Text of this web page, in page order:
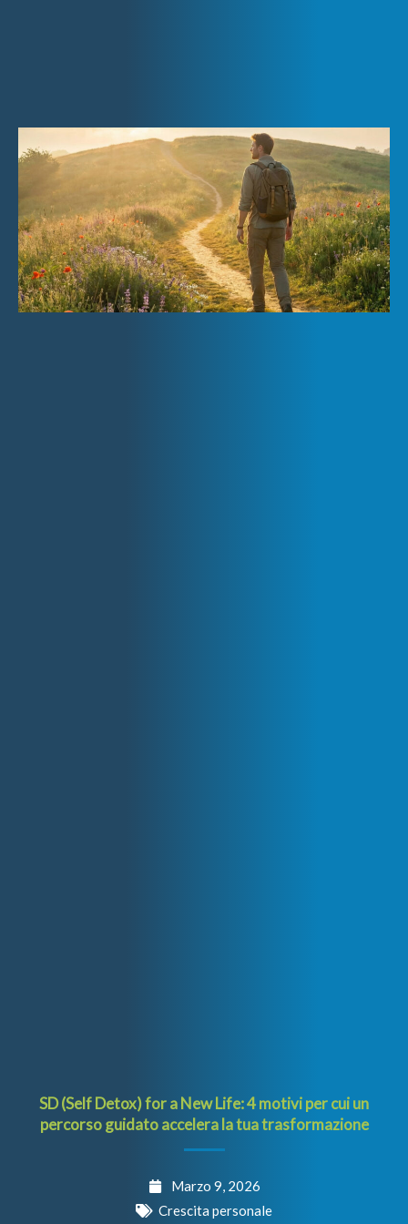
SD (Self Detox) for a New Life: 4 motivi per cui un
percorso guidato accelera la tua trasformazione
Marzo 9, 2026
Crescita personale